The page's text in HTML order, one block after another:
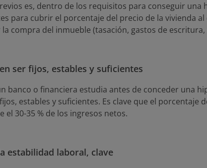
es, dentro de los requisitos para conseguir una
para cubrir el porcentaje del precio de la vivienda
compra del inmueble (tasación, gastos de escritura,
ser fijos, estables y suficientes
banco o financiera estudia antes de conceder una
estables y suficientes. Es clave que el porcentaje
el 30-35 % de los ingresos netos.
estabilidad laboral, clave